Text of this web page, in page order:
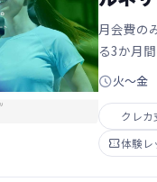
月会費の
る3か月
火～金
クレカ
体験レ